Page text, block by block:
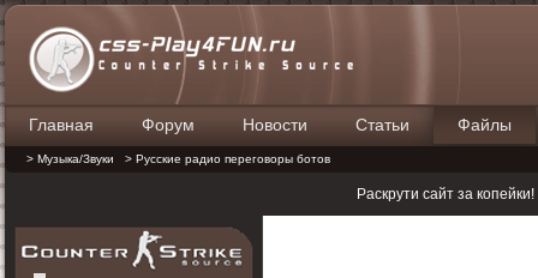
Главная Форум Новости Статьи Файлы
> Музыка/Звуки > Русские радио переговоры ботов
Раскрути сайт за